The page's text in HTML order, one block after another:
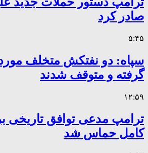
صادر کرد
۵:۴۵
سپاه: دو نفتکش متخلف
گرفته و متوقف شدند
۱۲:۵۹
ترامپ مدعی توافق تاریخی
کامل حماس شد